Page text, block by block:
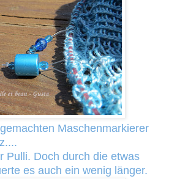
Maschenmarkierer
Pulli. Doch durch die etwas
es auch ein wenig länger.